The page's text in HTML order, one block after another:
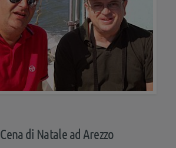
Cena di Natale ad Arezzo